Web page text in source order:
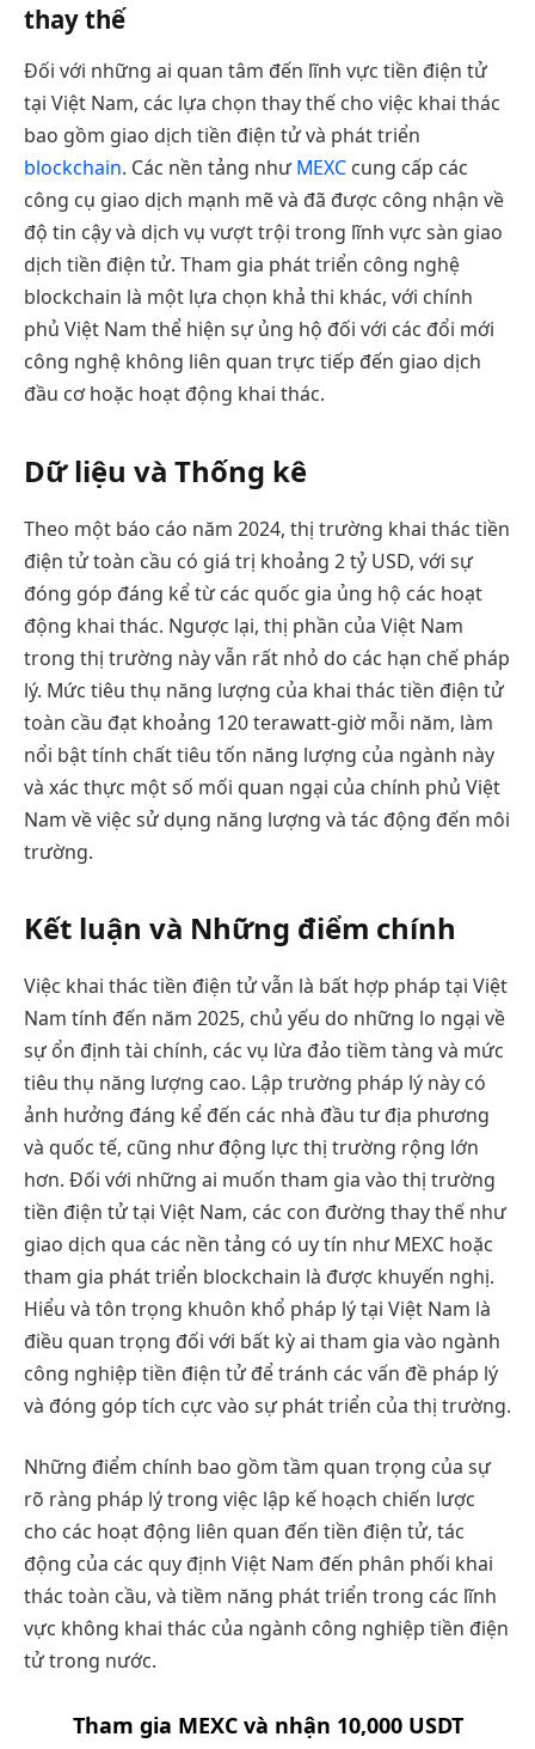
thay thế
Đối với những ai quan tâm đến lĩnh vực tiền điện tử
tại Việt Nam, các lựa chọn thay thế cho việc khai thác
bao gồm giao dịch tiền điện tử và phát triển
blockchain. Các nền tảng nhưMEXC cung cấp các
công cụ giao dịch mạnh mẽ và đã được công nhận về
độ tin cậy và dịch vụ vượt trội trong lĩnh vực sàn giao
dịch tiền điện tử. Tham gia phát triển công nghệ
blockchain là một lựa chọn khả thi khác, với chính
phủ Việt Nam thể hiện sự ủng hộ đối với các đổi mới
công nghệ không liên quan trực tiếp đến giao dịch
đầu cơ hoặc hoạt động khai thác.
Dữ liệu và Thống kê
Theo một báo cáo năm 2024, thị trường khai thác tiền
điện tử toàn cầu có giá trị khoảng 2 tỷ USD, với sự
đóng góp đáng kể từ các quốc gia ủng hộ các hoạt
động khai thác. Ngược lại, thị phần của Việt Nam
trong thị trường này vẫn rất nhỏ do các hạn chế pháp
lý. Mức tiêu thụ năng lượng của khai thác tiền điện tử
toàn cầu đạt khoảng 120 terawatt-giờ mỗi năm, làm
nổi bật tính chất tiêu tốn năng lượng của ngành này
và xác thực một số mối quan ngại của chính phủ Việt
Nam về việc sử dụng năng lượng và tác động đến môi
trường.
Kết luận và Những điểm chính
Việc khai thác tiền điện tử vẫn là bất hợp pháp tại Việt
Nam tính đến năm 2025, chủ yếu do những lo ngại về
sự ổn định tài chính, các vụ lừa đảo tiềm tàng và mức
tiêu thụ năng lượng cao. Lập trường pháp lý này có
ảnh hưởng đáng kể đến các nhà đầu tư địa phương
và quốc tế, cũng như động lực thị trường rộng lớn
hơn. Đối với những ai muốn tham gia vào thị trường
tiền điện tử tại Việt Nam, các con đường thay thế như
giao dịch qua các nền tảng có uy tín như MEXC hoặc
tham gia phát triển blockchain là được khuyến nghị.
Hiểu và tôn trọng khuôn khổ pháp lý tại Việt Nam là
điều quan trọng đối với bất kỳ ai tham gia vào ngành
công nghiệp tiền điện tử để tránh các vấn đề pháp lý
và đóng góp tích cực vào sự phát triển của thị trường.
Những điểm chính bao gồm tầm quan trọng của sự
rõ ràng pháp lý trong việc lập kế hoạch chiến lược
cho các hoạt động liên quan đến tiền điện tử, tác
động của các quy định Việt Nam đến phân phối khai
thác toàn cầu, và tiềm năng phát triển trong các lĩnh
vực không khai thác của ngành công nghiệp tiền điện
tử trong nước.
Tham gia MEXC và nhận 10,000 USDT